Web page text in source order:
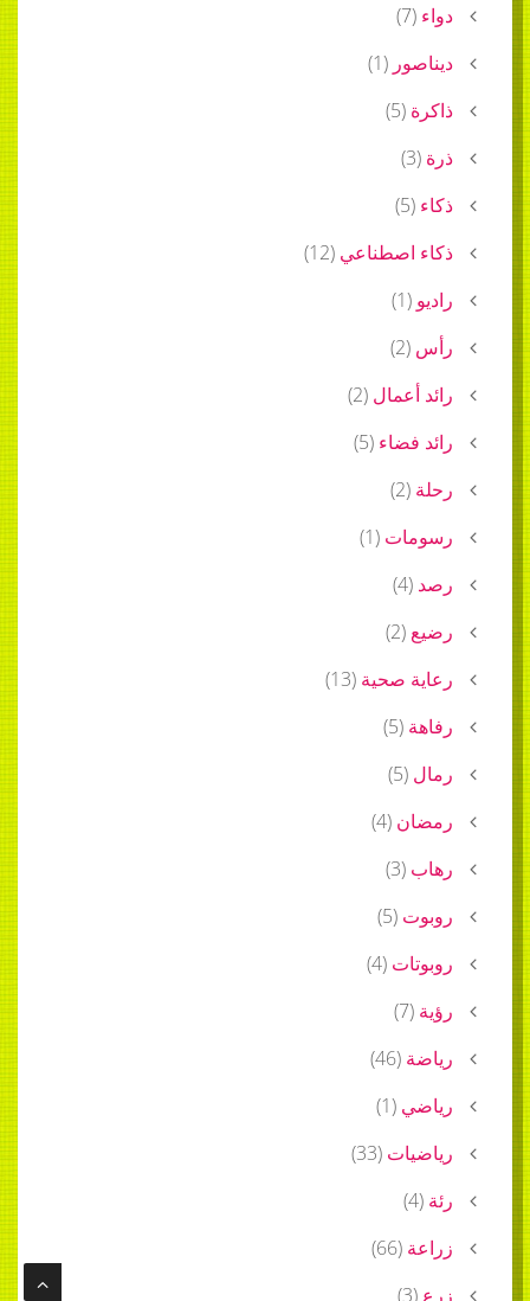
دواء (
7
)
ديناصور (
1
)
ذاكرة (
5
)
ذرة (
3
)
ذكاء (
5
)
ذكاء اصطناعي (
12
)
راديو (
1
)
رأس (
2
)
رائد أعمال (
2
)
رائد فضاء (
5
)
رحلة (
2
)
رسومات (
1
)
رصد (
4
)
رضيع (
2
)
رعاية صحية (
13
)
رفاهة (
5
)
رمال (
5
)
رمضان (
4
)
رهاب (
3
)
روبوت (
5
)
روبوتات (
4
)
رؤية (
7
)
رياضة (
46
)
رياضي (
1
)
رياضيات (
33
)
رئة (
4
)
زراعة (
66
)
زرع (
3
)